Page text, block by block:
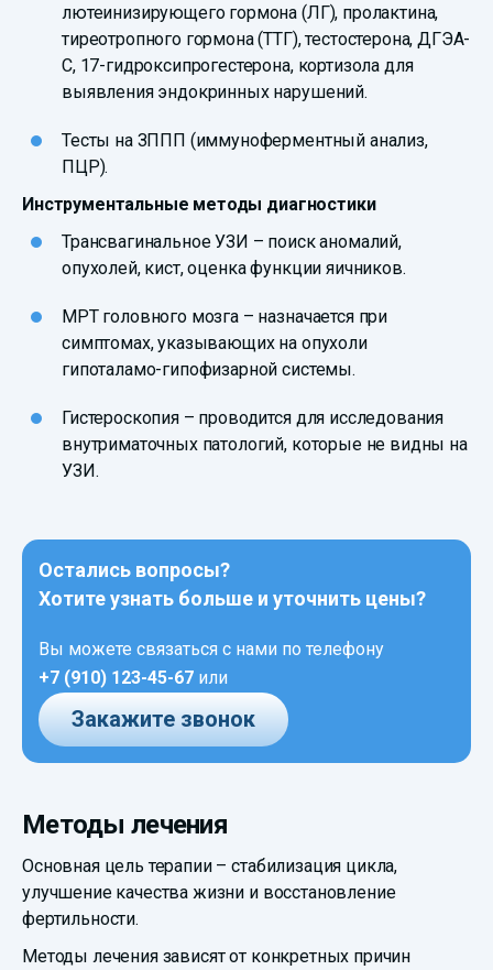
лютеинизирующего гормона (ЛГ), пролактина,
тиреотропного гормона (ТТГ), тестостерона, ДГЭА-
С, 17-гидроксипрогестерона, кортизола для
выявления эндокринных нарушений.
Тесты на ЗППП (иммуноферментный анализ,
ПЦР).
Инструментальные методы диагностики
Трансвагинальное УЗИ – поиск аномалий,
опухолей, кист, оценка функции яичников.
МРТ головного мозга – назначается при
симптомах, указывающих на опухоли
гипоталамо-гипофизарной системы.
Гистероскопия – проводится для исследования
внутриматочных патологий, которые не видны на
УЗИ.
Остались вопросы?
Хотите узнать больше и уточнить цены?
Вы можете связаться с нами по телефону
+7 (910) 123-45-67 или
Закажите звонок
Методы лечения
Основная цель терапии – стабилизация цикла,
улучшение качества жизни и восстановление
фертильности.
Методы лечения зависят от конкретных причин